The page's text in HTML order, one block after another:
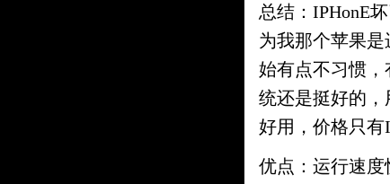
总结：IPHonE
为我那个苹果
始有点不习惯
统还是挺好的
好用，价格只有
优点：运行速